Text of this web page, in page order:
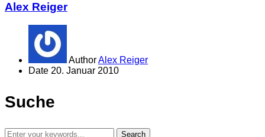
Alex Reiger
AuthorAlex Reiger
Date 20. Januar 2010
Suche